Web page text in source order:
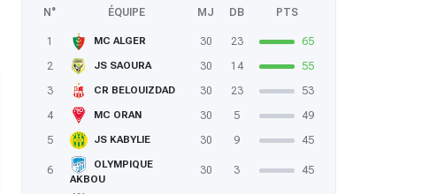
N° ÉQUIPE MJ DB PTS
1 MC ALGER 30 23
65
2
JS SAOURA 30 14
55
3
CR BELOUIZDAD 30 23
53
4
MC ORAN 30 5
49
5
JS KABYLIE 30 9 45
6
OLYMPIQUE
AKBOU
30 3 45